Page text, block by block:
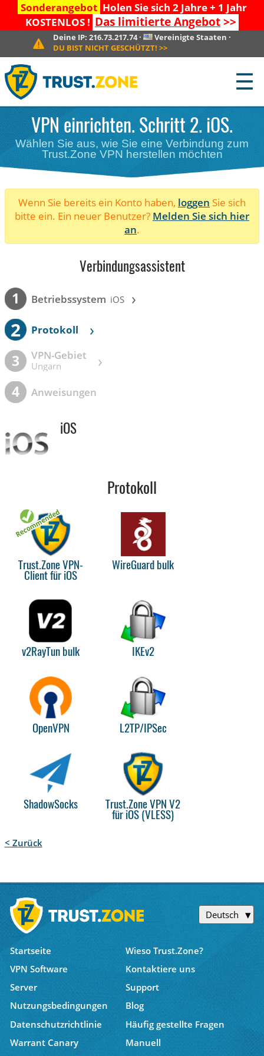
Sonderangebot Holen Sie sich 2 Jahre + 1 Jahr
KOSTENLOS ! Das limitierte Angebot>>
Deine IP:216.73.217.74· Vereinigte Staaten ·
DU BIST NICHT GESCHÜTZT! >>
☰
VPN einrichten. Schritt 2. iOS.
Wählen Sie aus, wie Sie eine Verbindung zum
Trust.Zone VPN herstellen möchten
Wenn Sie bereits ein Konto haben, loggen Sie sich
bitte ein. Ein neuer Benutzer? Melden Sie sich hier
an.
Verbindungsassistent
1 Betriebssystem iOS ›
2 Protokoll ›
3 VPN-Gebiet
Ungarn ›
4 Anweisungen
iOS
Protokoll
Trust.Zone VPN-
Client für iOS
WireGuard bulk
v2RayTun bulk IKEv2
OpenVPN L2TP/IPSec
ShadowSocks
Trust.Zone VPN V2
für iOS (VLESS)
< Zurück
Deutsch
Startseite
Wieso Trust.Zone?
VPN Software
Kontaktiere uns
Server
Support
Nutzungsbedingungen
Blog
Datenschutzrichtlinie
Häufig gestellte Fragen
Warrant Canary
Manuell